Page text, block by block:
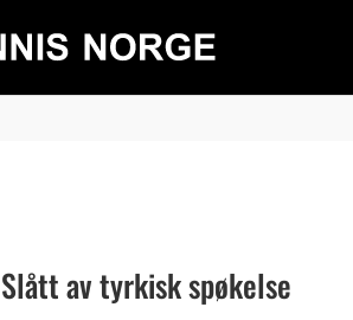
Slått av tyrkisk spøkelse